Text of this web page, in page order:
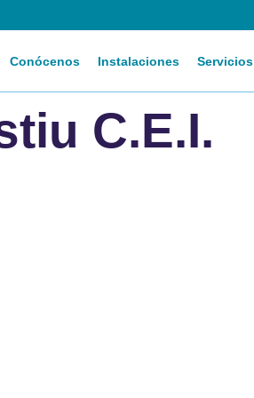
Conócenos Instalaciones Servicios
C.E.I.